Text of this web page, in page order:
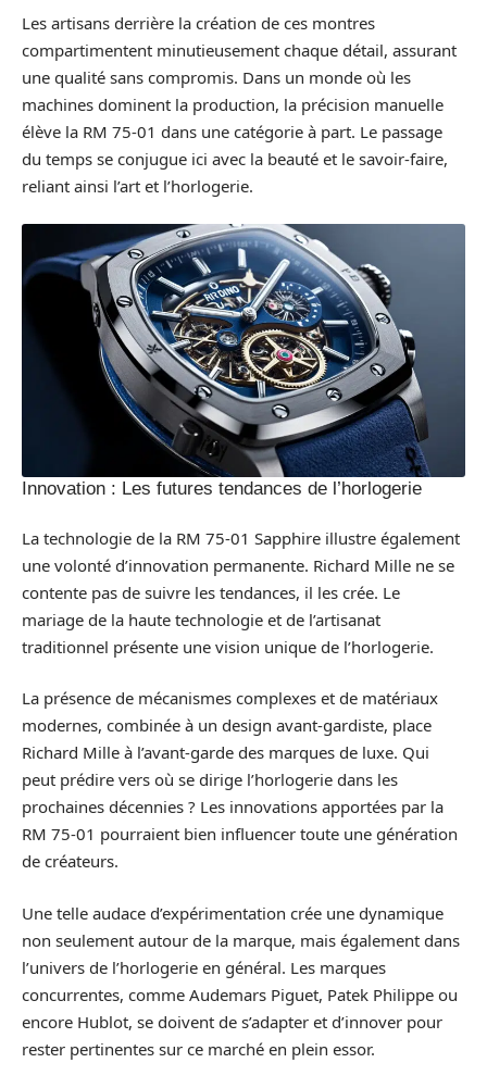
Les artisans derrière la création de ces montres
compartimentent minutieusement chaque détail, assurant
une qualité sans compromis. Dans un monde où les
machines dominent la production, la précision manuelle
élève la RM 75-01 dans une catégorie à part. Le passage
du temps se conjugue ici avec la beauté et le savoir-faire,
reliant ainsi l’art et l’horlogerie.
Innovation : Les futures tendances de l’horlogerie
La technologie de la RM 75-01 Sapphire illustre également
une volonté d’innovation permanente. Richard Mille ne se
contente pas de suivre les tendances, il les crée. Le
mariage de la haute technologie et de l’artisanat
traditionnel présente une vision unique de l’horlogerie.
La présence de mécanismes complexes et de matériaux
modernes, combinée à un design avant-gardiste, place
Richard Mille à l’avant-garde des marques de luxe. Qui
peut prédire vers où se dirige l’horlogerie dans les
prochaines décennies ? Les innovations apportées par la
RM 75-01 pourraient bien influencer toute une génération
de créateurs.
Une telle audace d’expérimentation crée une dynamique
non seulement autour de la marque, mais également dans
l’univers de l’horlogerie en général. Les marques
concurrentes, comme Audemars Piguet, Patek Philippe ou
encore Hublot, se doivent de s’adapter et d’innover pour
rester pertinentes sur ce marché en plein essor.